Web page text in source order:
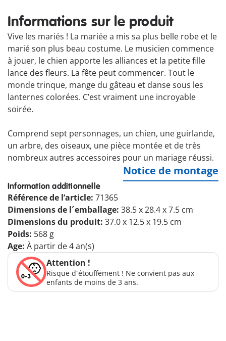
Informations sur le produit
Vive les mariés ! La mariée a mis sa plus belle robe et le
marié son plus beau costume. Le musicien commence
à jouer, le chien apporte les alliances et la petite fille
lance des fleurs. La fête peut commencer. Tout le
monde trinque, mange du gâteau et danse sous les
lanternes colorées. C’est vraiment une incroyable
soirée.
Comprend sept personnages, un chien, une guirlande,
un arbre, des oiseaux, une pièce montée et de très
nombreux autres accessoires pour un mariage réussi.
Notice de montage
Information additionnelle
Référence de l’article: 71365
Dimensions de l´emballage: 38.5 x 28.4 x 7.5 cm
Dimensions du produit: 37.0 x 12.5 x 19.5 cm
Poids: 568 g
Age: À partir de 4 an(s)
Attention !
Risque d´étouffement ! Ne convient pas aux
enfants de moins de 3 ans.